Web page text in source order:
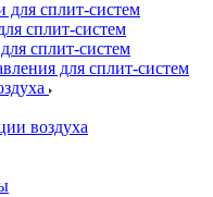
для сплит-систем
сплит-систем
сплит-систем
для сплит-систем
воздуха